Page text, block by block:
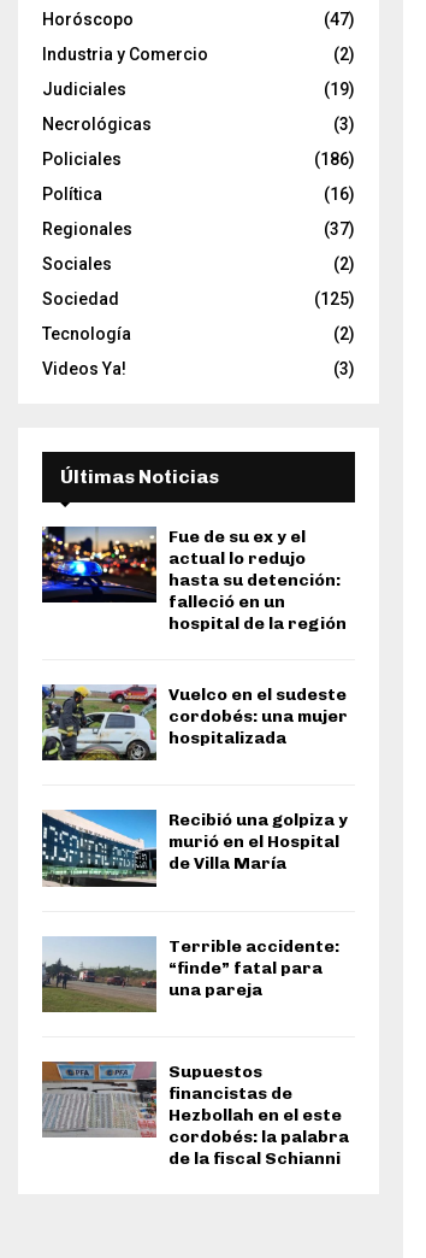
Horóscopo
(47)
Industria y Comercio
(2)
Judiciales
(19)
Necrológicas
(3)
Policiales
(186)
Política
(16)
Regionales
(37)
Sociales
(2)
Sociedad
(125)
Tecnología
(2)
Videos Ya!
(3)
Últimas Noticias
Fue de su ex y el
actual lo redujo
hasta su detención:
falleció en un
hospital de la región
Vuelco en el sudeste
cordobés: una mujer
hospitalizada
Recibió una golpiza y
murió en el Hospital
de Villa María
Terrible accidente:
“finde” fatal para
una pareja
Supuestos
financistas de
Hezbollah en el este
cordobés: la palabra
de la fiscal Schianni